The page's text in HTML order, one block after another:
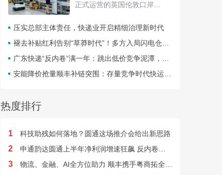
正式运营的英国伦敦口岸
清关、查验、末端派送收拢
进同一套体系，包裹落地后
最快24小时完成末端派送。
压实总部主体责任，快递业开启精细治理新时代
热度排行
1 科技助残如何落地？圆通这场推介会给出新思路
2 申通韵达圆通上半年净利润增速狂飙 反内卷效果显现
3
物流、金融、AI全方位助力 顺丰携手粤商拓全球市场